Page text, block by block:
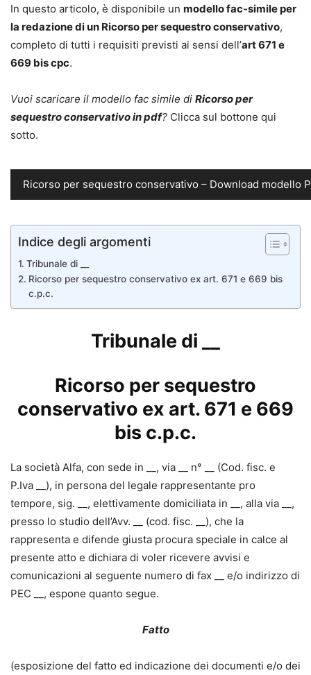
In questo articolo, è disponibile un modello fac-simile per
la redazione di un Ricorso per sequestro conservativo,
completo di tutti i requisiti previsti ai sensi dell’art 671 e
669 bis cpc.
Vuoi scaricare il modello fac simile di Ricorso per
sequestro conservativo in pdf? Clicca sul bottone qui
sotto.
Ricorso per sequestro conservativo – Download modello
Indice degli argomenti
Tribunale di __
Ricorso per sequestro conservativo ex art. 671 e 669 bis
c.p.c.
Tribunale di __
Ricorso per sequestro
conservativo ex art. 671 e 669
bis c.p.c.
La società Alfa, con sede in __, via __ n° __ (Cod. fisc. e
P.Iva __), in persona del legale rappresentante pro
tempore, sig. __, elettivamente domiciliata in __, alla via __,
presso lo studio dell’Avv. __ (cod. fisc. __), che la
rappresenta e difende giusta procura speciale in calce al
presente atto e dichiara di voler ricevere avvisi e
comunicazioni al seguente numero di fax __ e/o indirizzo di
PEC __, espone quanto segue.
Fatto
(esposizione del fatto ed indicazione dei documenti e/o dei